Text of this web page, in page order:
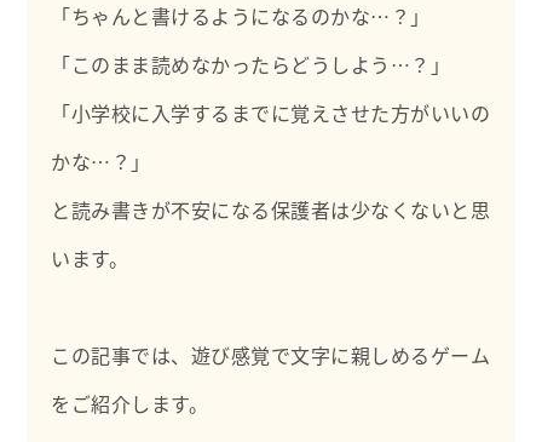
・心理相談、カウンセリング、心理療法、プレイセラピ
・心理検査（発達/知能/性格/認知/うつ/不安等）
・心理実習生の指導
・大学や研修会での講師
・Podcastラジオパーソナリティ
「ちゃんと書けるようになるのかな…？」
「このまま読めなかったらどうしよう…？」
「小学校に入学するまでに覚えさせた方がいいの
かな…？」
と読み書きが不安になる保護者は少なくないと思
います。
この記事では、遊び感覚で文字に親しめるゲーム
をご紹介します。